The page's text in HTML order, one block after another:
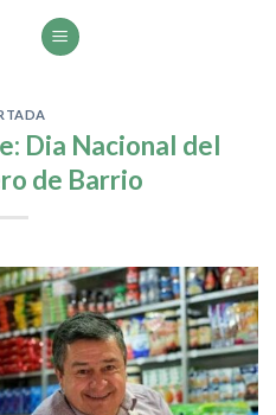
Dia Nacional del
de Barrio